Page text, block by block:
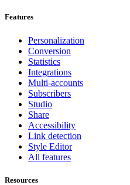
Features
Personalization
Conversion
Statistics
Integrations
Multi-accounts
Subscribers
Studio
Share
Accessibility
Link detection
Style Editor
All features
Resources